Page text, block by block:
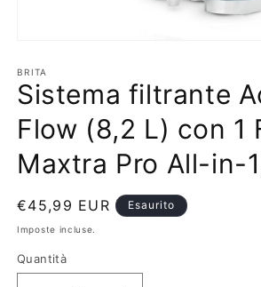
multimediali
1
in
modale
BRITA
Sistema filtrante
Flow (8,2 L) con 1
Maxtra Pro All-in-
Prezzo
di
€45,99 EUR Esaurito
Imposte incluse.
Quantità